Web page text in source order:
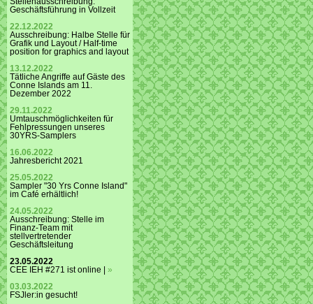
Geschäftsführung in Vollzeit
22.12.2022
Ausschreibung: Halbe Stelle für
Grafik und Layout / Half-time
position for graphics and layout
13.12.2022
Tätliche Angriffe auf Gäste des
Conne Islands am 11.
Dezember 2022
29.11.2022
Umtauschmöglichkeiten für
Fehlpressungen unseres
30YRS-Samplers
16.06.2022
Jahresbericht 2021
25.05.2022
Sampler "30 Yrs Conne Island"
im Café erhältlich!
24.05.2022
Ausschreibung: Stelle im
Finanz-Team mit
stellvertretender
Geschäftsleitung
23.05.2022
CEE IEH #271 ist online | »
03.03.2022
FSJler:in gesucht!